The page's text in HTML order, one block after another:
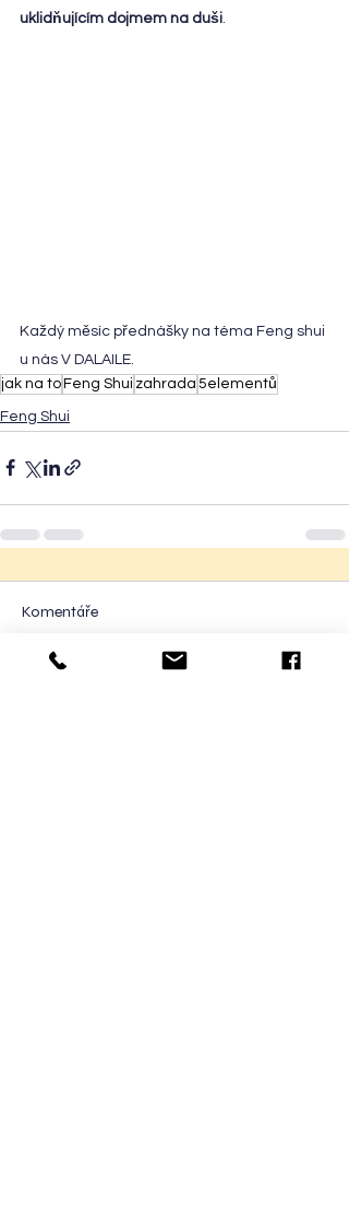
uklidňujícím dojmem na duši.
Každý měsíc přednášky na téma Feng shui
u nás V DALAILE.
jak na toFeng Shui zahrada 5elementů
Feng Shui
Komentáře